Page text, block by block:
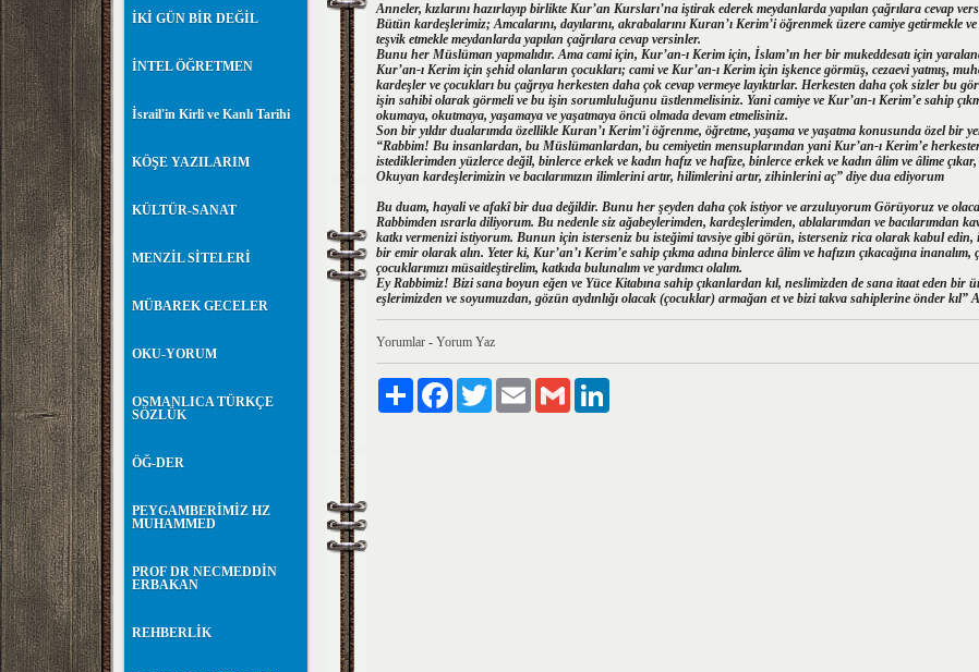
İKİ GÜN BİR DEĞİL
İNTEL ÖĞRETMEN
İsrail'in Kirli ve Kanlı Tarihi
KÖŞE YAZILARIM
KÜLTÜR-SANAT
MENZİL SİTELERİ
MÜBAREK GECELER
OKU-YORUM
OSMANLICA TÜRKÇE
SÖZLÜK
ÖĞ-DER
PEYGAMBERİMİZ HZ
MUHAMMED
PROF DR NECMEDDİN
ERBAKAN
REHBERLİK
Anneler, kızlarını hazırlayıp birlikte Kur’an Kursları’na iştirak ederek meydanlarda yapılan çağrılara cevap
Bütün kardeşlerimiz; Amcalarını, dayılarını, akrabalarını Kuran’ı Kerim’i öğrenmek üzere camiye getirmekle
teşvik etmekle meydanlarda yapılan çağrılara cevap versinler.
Bunu her Müslüman yapmalıdır. Ama cami için, Kur’an-ı Kerim için, İslam’ın her bir mukeddesatı için
Kur’an-ı Kerim için şehid olanların çocukları; cami ve Kur’an-ı Kerim için işkence görmüş, cezaevi yatmış,
kardeşler ve çocukları bu çağrıya herkesten daha çok cevap vermeye layıktırlar. Herkesten daha çok sizler bu
işin sahibi olarak görmeli ve bu işin sorumluluğunu üstlenmelisiniz. Yani camiye ve Kur’an-ı Kerim’e sahip
okumaya, okutmaya, yaşamaya ve yaşatmaya öncü olmada devam etmelisiniz.
Son bir yıldır dualarımda özellikle Kuran’ı Kerim’i öğrenme, öğretme, yaşama ve yaşatma konusunda özel bir
“Rabbim! Bu insanlardan, bu Müslümanlardan, bu cemiyetin mensuplarından yani Kur’an-ı Kerim’e
istediklerimden yüzlerce değil, binlerce erkek ve kadın hafız ve hafîze, binlerce erkek ve kadın âlim ve âlime çıkar,
Okuyan kardeşlerimizin ve bacılarımızın ilimlerini artır, hilimlerini artır, zihinlerini aç” diye dua ediyorum
Bu duam, hayali ve afakî bir dua değildir. Bunu her şeyden daha çok istiyor ve arzuluyorum Görüyoruz ve
Rabbimden ısrarla diliyorum. Bu nedenle siz ağabeylerimden, kardeşlerimden, ablalarımdan ve bacılarımdan
katkı vermenizi istiyorum. Bunun için isterseniz bu isteğimi tavsiye gibi görün, isterseniz rica olarak kabul edin,
bir emir olarak alın. Yeter ki, Kur’an’ı Kerim’e sahip çıkma adına binlerce âlim ve hafızın çıkacağına inanalım,
çocuklarımızı müsaitleştirelim, katkıda bulunalım ve yardımcı olalım.
Ey Rabbimiz! Bizi sana boyun eğen ve Yüce Kitabına sahip çıkanlardan kıl, neslimizden de sana itaat eden bir
eşlerimizden ve soyumuzdan, gözün aydınlığı olacak (çocuklar) armağan et ve bizi takva sahiplerine önder kıl”
Yorumlar - Yorum Yaz
Paylaş FacebookTwitter Email Gmail